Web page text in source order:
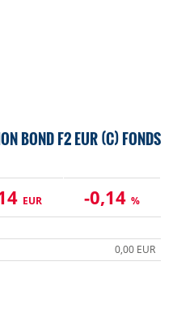
BOND F2 EUR (C) FONDS
EUR -0,14 %
0,00 EUR